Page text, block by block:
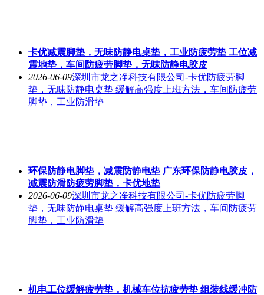
卡优减震脚垫，无味防静电桌垫，工业防疲劳垫 工位减
震地垫，车间防疲劳脚垫，无味防静电胶皮
2026-06-09深圳市龙之净科技有限公司-卡优防疲劳脚
垫，无味防静电桌垫 缓解高强度上班方法，车间防疲劳
脚垫，工业防滑垫
环保防静电脚垫，减震防静电垫 广东环保防静电胶皮，
减震防滑防疲劳脚垫，卡优地垫
2026-06-09深圳市龙之净科技有限公司-卡优防疲劳脚
垫，无味防静电桌垫 缓解高强度上班方法，车间防疲劳
脚垫，工业防滑垫
机电工位缓解疲劳垫，机械车位抗疲劳垫 组装线缓冲防